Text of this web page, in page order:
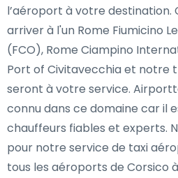
l’aéroport à votre destination.
arriver à l'un Rome Fiumicino
(FCO), Rome Ciampino
Port of Civitavecchia et notre
seront à votre service.
connu dans ce domaine car il
chauffeurs fiables et experts.
pour notre service de taxi
tous les aéroports de Corsico